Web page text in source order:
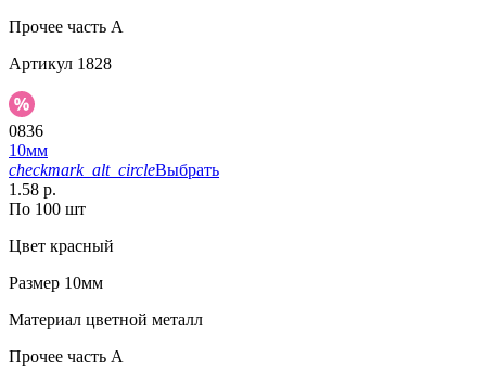
Прочее часть A
Артикул 1828
0836
10мм
checkmark_alt_circleВыбрать
1.58 р.
По 100 шт
Цвет красный
Размер 10мм
Материал цветной металл
Прочее часть A